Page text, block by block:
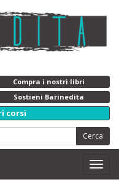
Compra i nostri libri
Sostieni Barinedita
corsi
Cerca